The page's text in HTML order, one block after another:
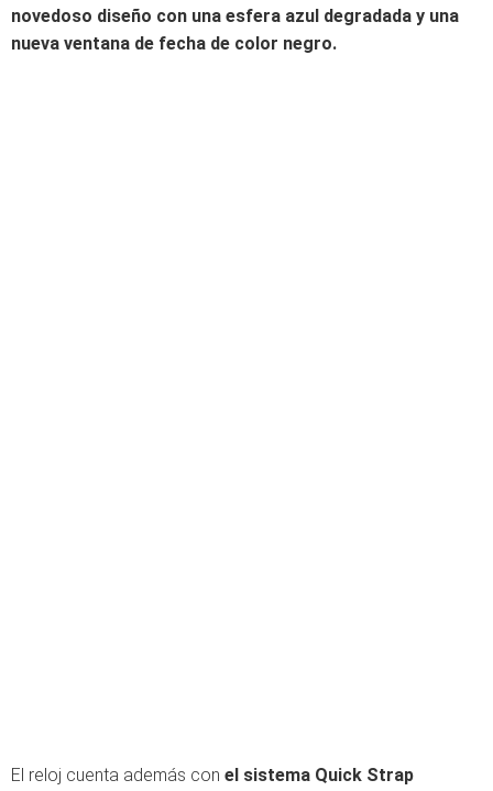
novedoso diseño con una esfera azul degradada y una
nueva ventana de fecha de color negro.
El reloj cuenta además con el sistema Quick Strap